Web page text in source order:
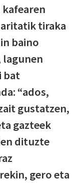
tiraka
baino
lagunen
bat
“ados,
gustatzen,
gazteek
dituzte
gero eta